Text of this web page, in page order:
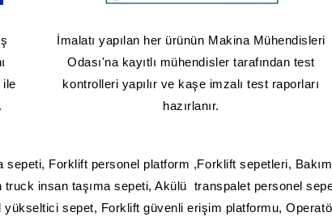
ile
İmalatı yapılan her ürünün Makina Mühendisleri
Odası'na kayıtlı mühendisler tarafından test
kontrolleri yapılır ve kaşe imzalı test raporları
hazırlanır.
sepeti, Forklift personel platform ,Forklift sepetleri,
insan taşıma sepeti, Akülü transpalet personel
sepet, Forklift güvenli erişim platformu,